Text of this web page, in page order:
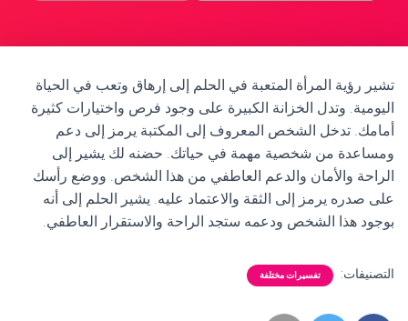
تشير رؤية المرأة المتعبة في الحلم إلى إرهاق وتعب في الحياة
اليومية. وتدل الخزانة الكبيرة على وجود فرص واختيارات كثيرة
أمامك. تدخل الشخص المعروف إلى المكتبة يرمز إلى دعم
ومساعدة من شخصية مهمة في حياتك. حضنه لك يشير إلى
الراحة والأمان والدعم العاطفي من هذا الشخص. ووضع رأسك
على صدره يرمز إلى الثقة والاعتماد عليه. يشير الحلم إلى أنه
بوجود هذا الشخص ودعمه ستجد الراحة والاستقرار العاطفي.
التصنيفات: تفسيرات مختلفة